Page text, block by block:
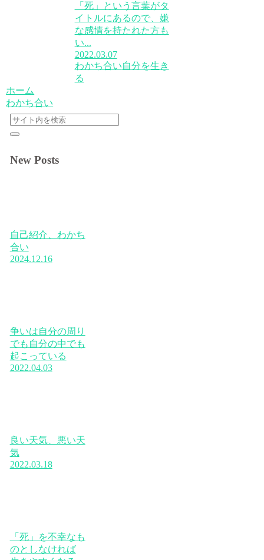
「死」という言葉がタ
イトルにあるので、嫌
な感情を持たれた方も
い...
2022.03.07
わかち合い自分を生き
る
ホーム
わかち合い
New Posts
自己紹介、わかち
合い
2024.12.16
争いは自分の周り
でも自分の中でも
起こっている
2022.04.03
良い天気、悪い天
気
2022.03.18
「死」を不幸なも
のとしなければ